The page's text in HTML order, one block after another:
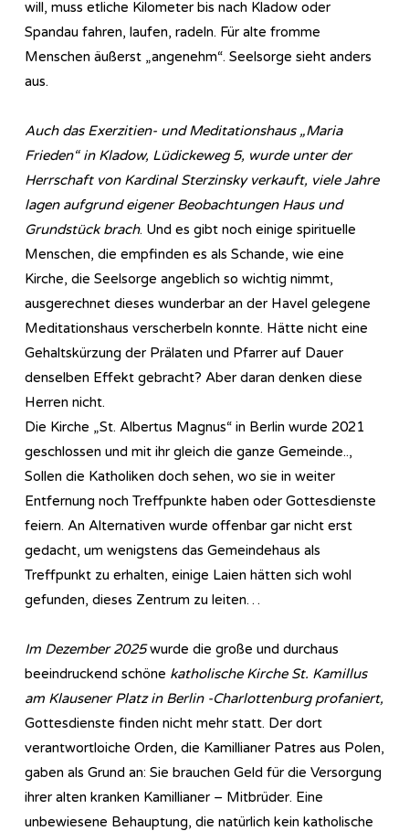
will, muss etliche Kilometer bis nach Kladow oder
Spandau fahren, laufen, radeln. Für alte fromme
Menschen äußerst „angenehm“. Seelsorge sieht anders
aus.
Auch das Exerzitien- und Meditationshaus „Maria
Frieden“ in Kladow, Lüdickeweg 5, wurde unter der
Herrschaft von Kardinal Sterzinsky verkauft, viele Jahre
lagen aufgrund eigener Beobachtungen Haus und
Grundstück brach. Und es gibt noch einige spirituelle
Menschen, die empfinden es als Schande, wie eine
Kirche, die Seelsorge angeblich so wichtig nimmt,
ausgerechnet dieses wunderbar an der Havel gelegene
Meditationshaus verscherbeln konnte. Hätte nicht eine
Gehaltskürzung der Prälaten und Pfarrer auf Dauer
denselben Effekt gebracht? Aber daran denken diese
Herren nicht.
Die Kirche „St. Albertus Magnus“ in Berlin wurde 2021
geschlossen und mit ihr gleich die ganze Gemeinde..,
Sollen die Katholiken doch sehen, wo sie in weiter
Entfernung noch Treffpunkte haben oder Gottesdienste
feiern. An Alternativen wurde offenbar gar nicht erst
gedacht, um wenigstens das Gemeindehaus als
Treffpunkt zu erhalten, einige Laien hätten sich wohl
gefunden, dieses Zentrum zu leiten…
Im Dezember 2025wurde die große und durchaus
beeindruckend schöne katholische Kirche St. Kamillus
am Klausener Platz in Berlin -Charlottenburg profaniert,
Gottesdienste finden nicht mehr statt. Der dort
verantwortloiche Orden, die Kamillianer Patres aus Polen,
gaben als Grund an: Sie brauchen Geld für die Versorgung
ihrer alten kranken Kamillianer – Mitbrüder. Eine
unbewiesene Behauptung, die natürlich kein katholische